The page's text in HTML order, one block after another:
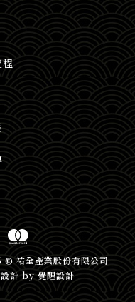
祐全產業股份有限公司
計by覺醒設計